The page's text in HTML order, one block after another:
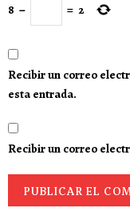
8 − = 2
Recibir un correo
esta entrada.
Recibir un correo